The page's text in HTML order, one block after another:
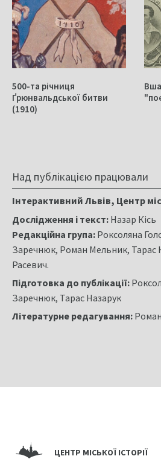
500-та річниця
Ґрюнвальдської битви
(1910)
Над публікацією працювали
Інтерактивний Львів, Центр
Дослідження і текст: Назар Кісь
Редакційна група: Роксоляна
Заречнюк, Роман Мельник, Тарас
Расевич.
Підготовка до публікації:
Заречнюк, Тарас Назарук
Літературне редагування:
ЦЕНТР МІСЬКОЇ ІСТОРІЇ